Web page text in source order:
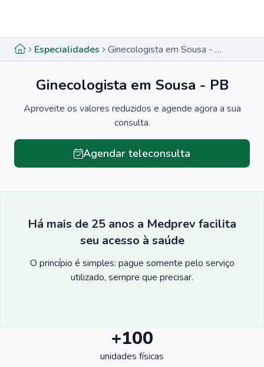
Especialidades Ginecologista em Sousa - PB
Ginecologista em Sousa - PB
Aproveite os valores reduzidos e agende agora a sua
consulta.
Agendar teleconsulta
Há mais de 25 anos a Medprev facilita
seu acesso à saúde
O princípio é simples: pague somente pelo serviço
utilizado, sempre que precisar.
+100
unidades físicas